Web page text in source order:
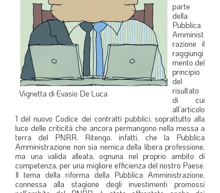
Vignetta di Evasio De Luca
parte
della
Pubblica
Amminist
razione il
raggiungi
mento del
principio
del
risultato
di cui
all’articolo
1 del nuovo Codice dei contratti pubblici, soprattutto alla
luce delle criticità che ancora permangono nella messa a
terra del PNRR. Ritengo, infatti, che la Pubblica
Amministrazione non sia nemica della libera professione,
ma una valida alleata, ognuna nel proprio ambito di
competenza, per una migliore efficienza del nostro Paese.
Il tema della riforma della Pubblica Amministrazione,
connessa alla stagione degli investimenti promossi